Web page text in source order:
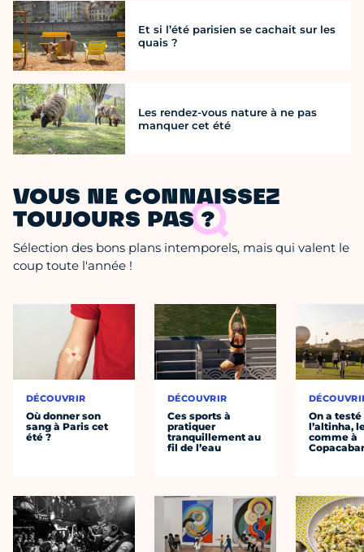
Et si l’été parisien se cachait sur les
quais ?
Les rendez-vous nature à ne pas
manquer cet été
VOUS NE CONNAISSEZ
TOUJOURS PAS ?
Sélection des bons plans intemporels, mais qui valent le
coup toute l'année !
DÉCOUVRIR
Où donner son
sang à Paris cet
été ?
DÉCOUVRIR
Ces sports à
pratiquer
tranquillement au
fil de l’eau
On a testé
l’altinha,
comme à